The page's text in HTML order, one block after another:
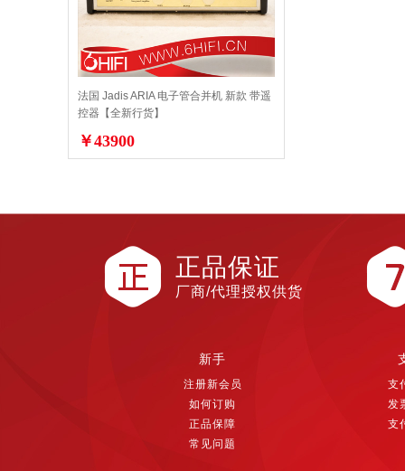
法国 Jadis ARIA 电子管合并机 新款 带遥
控器【全新行货】
￥43900
正品保证
厂商/代理授权供货
新手
注册新会员
如何订购
正品保障
常见问题
支
发
支